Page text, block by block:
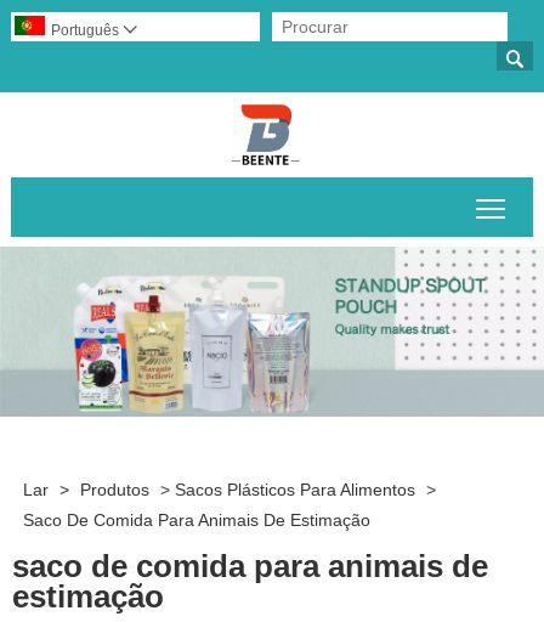

Português 
Lar > Produtos > Sacos Plásticos Para Alimentos >
Saco De Comida Para Animais De Estimação
saco de comida para animais de
estimação